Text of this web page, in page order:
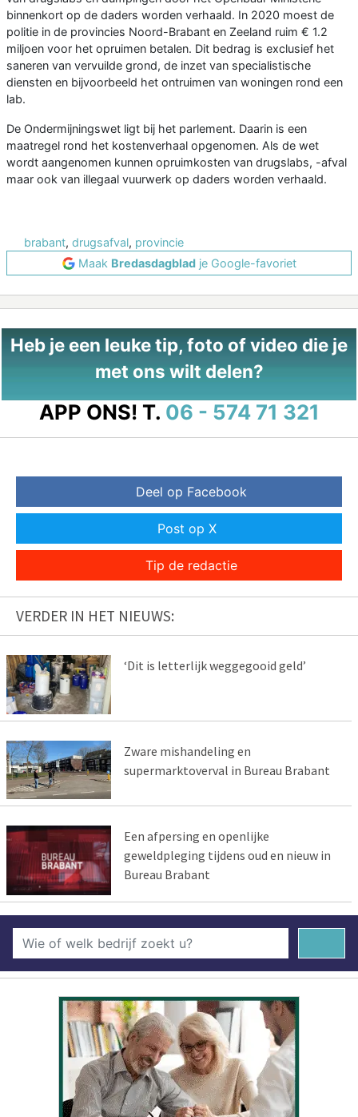
binnenkort op de daders worden verhaald. In 2020 moest de
politie in de provincies Noord-Brabant en Zeeland ruim € 1.2
miljoen voor het opruimen betalen. Dit bedrag is exclusief het
saneren van vervuilde grond, de inzet van specialistische
diensten en bijvoorbeeld het ontruimen van woningen rond een
lab.
De Ondermijningswet ligt bij het parlement. Daarin is een
maatregel rond het kostenverhaal opgenomen. Als de wet
wordt aangenomen kunnen opruimkosten van drugslabs, -afval
maar ook van illegaal vuurwerk op daders worden verhaald.
brabant, drugsafval, provincie
Maak Bredasdagbladje Google-favoriet
Heb je een leuke tip, foto of video die je
met ons wilt delen?
APP ONS! T. 06 - 574 71 321
Deel op Facebook
Post op X
Tip de redactie
VERDER IN HET NIEUWS:
‘Dit is letterlijk weggegooid geld’
Zware mishandeling en
supermarktoverval in Bureau Brabant
Een afpersing en openlijke
geweldpleging tijdens oud en nieuw in
Bureau Brabant